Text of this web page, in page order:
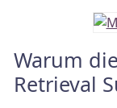
Warum
Retrieval